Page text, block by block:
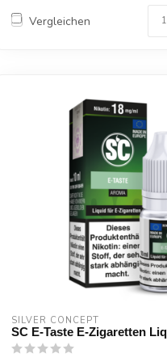
Vergleichen
SILVER CONCEPT
SC E-Taste E-Zigaretten